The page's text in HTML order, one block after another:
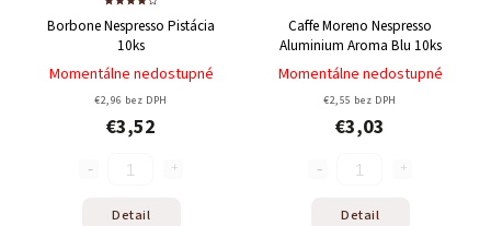
Borbone Nespresso Pistácia
10ks
Momentálne nedostupné
€2,96 bez DPH
€3,52
Detail
Caffe Moreno Nespresso
Aluminium Aroma Blu 10ks
Momentálne nedostupné
€2,55 bez DPH
€3,03
Detail